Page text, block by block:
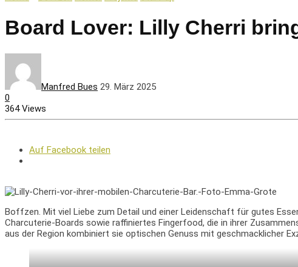
Board Lover: Lilly Cherri
Manfred Bues 29. März 2025
0
364 Views
Auf Facebook teilen
Boffzen. Mit viel Liebe zum Detail und einer Leidenschaft für gutes
Charcuterie-Boards sowie raffiniertes Fingerfood, die in ihrer
aus der Region kombiniert sie optischen Genuss mit geschmacklicher